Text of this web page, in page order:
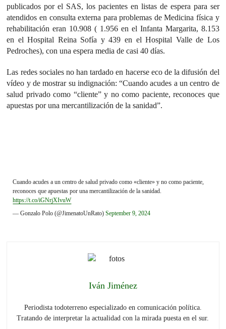
publicados por el SAS, los pacientes en listas de espera para ser
atendidos en consulta externa para problemas de Medicina física y
rehabilitación eran 10.908 ( 1.956 en el Infanta Margarita, 8.153
en el Hospital Reina Sofía y 439 en el Hospital Valle de Los
Pedroches), con una espera media de casi 40 días.
Las redes sociales no han tardado en hacerse eco de la difusión del
vídeo y de mostrar su indignación: “Cuando acudes a un centro de
salud privado como “cliente” y no como paciente, reconoces que
apuestas por una mercantilización de la sanidad”.
Cuando acudes a un centro de salud privado como «cliente» y no como paciente,
reconoces que apuestas por una mercantilización de la sanidad.
https://t.co/iGNrjXIvuW
— Gonzalo Polo (@JimenatoUnRato)September 9, 2024
Iván Jiménez
Periodista todoterreno especializado en comunicación política.
Tratando de interpretar la actualidad con la mirada puesta en el sur.